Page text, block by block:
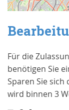
Für die
benötigen Sie
Sparen Sie sich
wird binnen 3